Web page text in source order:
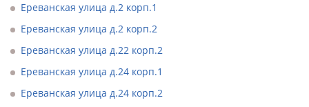
Ереванская улица д.2 корп.1
Ереванская улица д.2 корп.2
Ереванская улица д.22 корп.2
Ереванская улица д.24 корп.1
Ереванская улица д.24 корп.2